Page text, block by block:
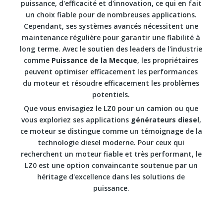
puissance, d'efficacité et d'innovation, ce qui en fait
un choix fiable pour de nombreuses applications.
Cependant, ses systèmes avancés nécessitent une
maintenance régulière pour garantir une fiabilité à
long terme. Avec le soutien des leaders de l'industrie
comme Puissance de la Mecque, les propriétaires
peuvent optimiser efficacement les performances
du moteur et résoudre efficacement les problèmes
potentiels.
Que vous envisagiez le LZ0 pour un camion ou que
vous exploriez ses applications générateurs diesel,
ce moteur se distingue comme un témoignage de la
technologie diesel moderne. Pour ceux qui
recherchent un moteur fiable et très performant, le
LZ0 est une option convaincante soutenue par un
héritage d'excellence dans les solutions de
puissance.